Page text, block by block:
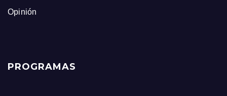
Opinión
PROGRAMAS